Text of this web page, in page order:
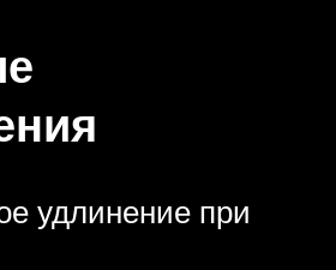
удлинение при